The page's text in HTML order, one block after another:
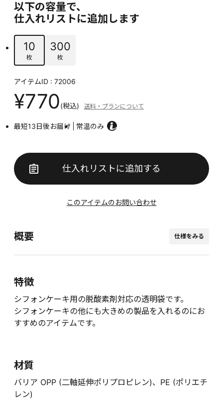
以下の容量で、
仕入れリストに追加します
10
枚
300
枚
アイテムID : 72006
¥770(税込) 送料・プランについて
最短13日後お届け 常温のみ
仕入れリストに追加する
このアイテムのお問い合わせ
概要 仕様をみる
特徴
シフォンケーキ用の脱酸素剤対応の透明袋です。
シフォンケーキの他にも大きめの製品を入れるのにお
すすめのアイテムです。
材質
バリア OPP (二軸延伸ポリプロピレン)、PE (ポリエチ
レン)